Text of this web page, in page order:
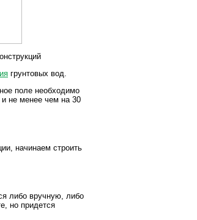
грунтовых вод.
поле необходимо
не менее чем на 30
начинаем строить
либо вручную, либо
но придется